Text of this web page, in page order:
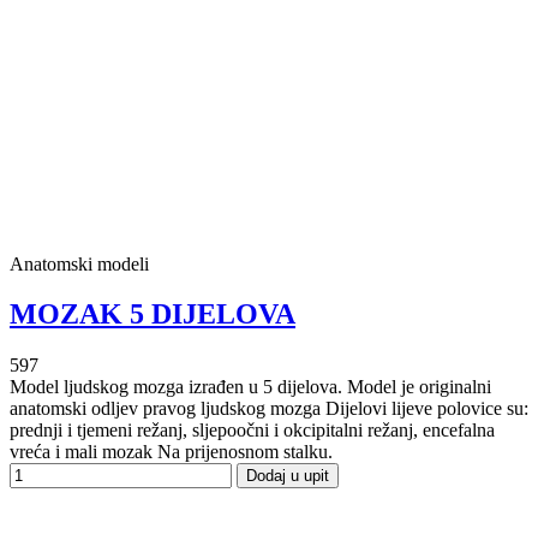
Anatomski modeli
MOZAK 5 DIJELOVA
597
Model ljudskog mozga izrađen u 5 dijelova. Model je originalni
anatomski odljev pravog ljudskog mozga Dijelovi lijeve polovice su:
prednji i tjemeni režanj, sljepoočni i okcipitalni režanj, encefalna
vreća i mali mozak Na prijenosnom stalku.
Dodaj u upit